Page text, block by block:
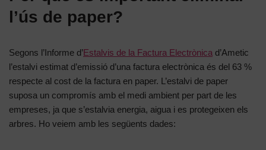
l’ús de paper?
Segons l’Informe d’Estalvis de la Factura Electrònica d’Ametic
l’estalvi estimat d’emissió d’una factura electrònica és del 63 %
respecte al cost de la factura en paper. L’estalvi de paper
suposa un compromís amb el medi ambient per part de les
empreses, ja que s’estalvia energia, aigua i es protegeixen els
arbres. Ho veiem amb les següents dades: